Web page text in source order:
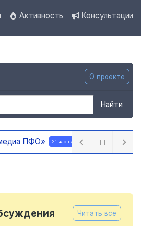
Активность Консультации
О проекте
Найти
Читать все